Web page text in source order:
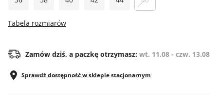
Tabela rozmiarów
Zamów dziś, a paczkę otrzymasz: wt. 11.08 - czw. 13.08
Sprawdź dostępność w sklepie stacjonarnym